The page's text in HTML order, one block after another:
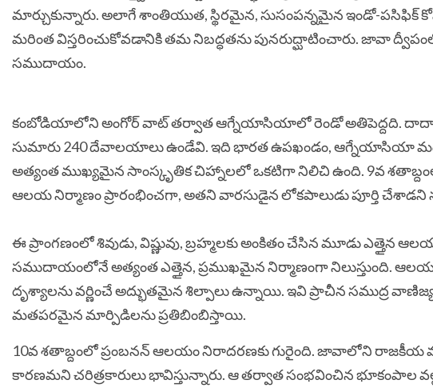
మార్చుకున్నారు. అలాగే శాంతియుత, స్థిరమైన, సుసంపన్నమైన ఇండో-
మరింత విస్తరించుకోవడానికి తమ నిబద్ధతను పునరుద్ఘాటించారు. జావా
సముదాయం.
కంబోడియాలోని అంగోర్ వాట్ తర్వాత ఆగ్నేయాసియాలో రెండో అతిపెద్దది. దాదాపు
సుమారు 240 దేవాలయాలు ఉండేవి. ఇది భారత ఉపఖండం, ఆగ్నేయాసియా
అత్యంత ముఖ్యమైన సాంస్కృతిక చిహ్నాలలో ఒకటిగా నిలిచి ఉంది. 9వ
ఆలయ నిర్మాణం ప్రారంభించగా, అతని వారసుడైన లోకపాలుడు పూర్తి చేశాడని
ఈ ప్రాంగణంలో శివుడు, విష్ణువు, బ్రహ్మలకు అంకితం చేసిన మూడు
సముదాయంలోనే అత్యంత ఎత్తైన, ప్రముఖమైన నిర్మాణంగా నిలుస్తుంది.
దృశ్యాలను వర్ణించే అద్భుతమైన శిల్పాలు ఉన్నాయి. ఇవి ప్రాచీన సముద్ర
మతపరమైన మార్పిడిలను ప్రతిబింబిస్తాయి.
10వ శతాబ్దంలో ప్రంబనన్ ఆలయం నిరాదరణకు గురైంది. జావాలోని రాజకీయ
కారణమని చరిత్రకారులు భావిస్తున్నారు. ఆ తర్వాత సంభవించిన భూకంపాల